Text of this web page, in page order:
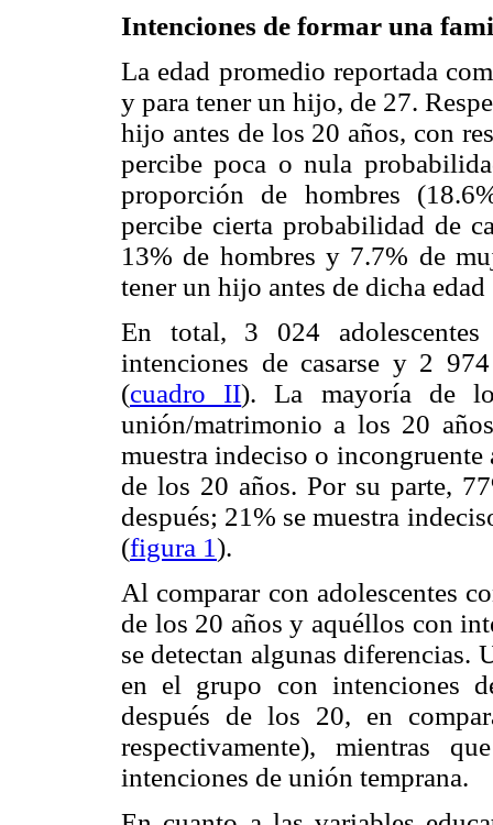
Intenciones de formar una
La edad promedio reportada
y para tener un hijo, de 27.
hijo antes de los 20 años, con
percibe poca o nula
proporción de hombres
percibe cierta probabilidad de
13% de hombres y 7.7% de
tener un hijo antes de dicha
En total, 3 024 adolescentes
intenciones de casarse y 2
(cuadro II). La mayoría de
unión/matrimonio a los 20
muestra indeciso o incongruente
de los 20 años. Por su parte,
después; 21% se muestra
(figura 1).
Al comparar con adolescentes
de los 20 años y aquéllos con
se detectan algunas diferencias.
en el grupo con intenciones
después de los 20, en
respectivamente), mientras
intenciones de unión temprana.